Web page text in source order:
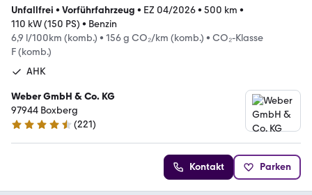
Unfallfrei • Vorführfahrzeug • EZ 04/2026• 500 km •
110 kW (150 PS) • Benzin
6,9 l/100km (komb.) • 156 g CO₂/km (komb.) • CO₂-Klasse
F (komb.)
AHK
Weber GmbH & Co. KG
97944 Boxberg
4.6 Sterne
(221)
Kontakt Parken